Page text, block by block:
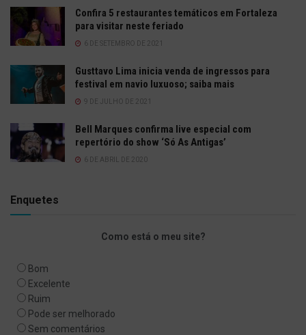
Confira 5 restaurantes temáticos em Fortaleza
para visitar neste feriado
6 DE SETEMBRO DE 2021
Gusttavo Lima inicia venda de ingressos para
festival em navio luxuoso; saiba mais
9 DE JULHO DE 2021
Bell Marques confirma live especial com
repertório do show ‘Só As Antigas’
6 DE ABRIL DE 2020
Enquetes
Como está o meu site?
Bom
Excelente
Ruim
Pode ser melhorado
Sem comentários